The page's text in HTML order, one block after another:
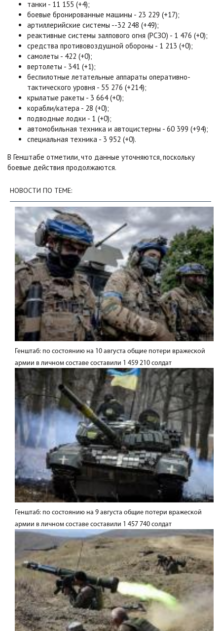
танки - 11 155 (+4);
боевые бронированные машины - 23 229 (+17);
артиллерийские системы --32 248 (+49);
реактивные системы залпового огня (РСЗО) - 1 476 (+0);
средства противовоздушной обороны - 1 213 (+0);
самолеты - 422 (+0);
вертолеты - 341 (+1);
беспилотные летательные аппараты оперативно-
тактического уровня - 55 276 (+214);
крылатые ракеты - 3 664 (+0);
корабли/катера - 28 (+0);
подводные лодки - 1 (+0);
автомобильная техника и автоцистерны - 60 399 (+94);
специальная техника - 3 952 (+0).
В Генштабе отметили, что данные уточняются, поскольку
боевые действия продолжаются.
НОВОСТИ ПО ТЕМЕ:
Генштаб: по состоянию на 10 августа общие потери вражеской
армии в личном составе составили 1 459 210 солдат
Генштаб: по состоянию на 9 августа общие потери вражеской
армии в личном составе составили 1 457 740 солдат